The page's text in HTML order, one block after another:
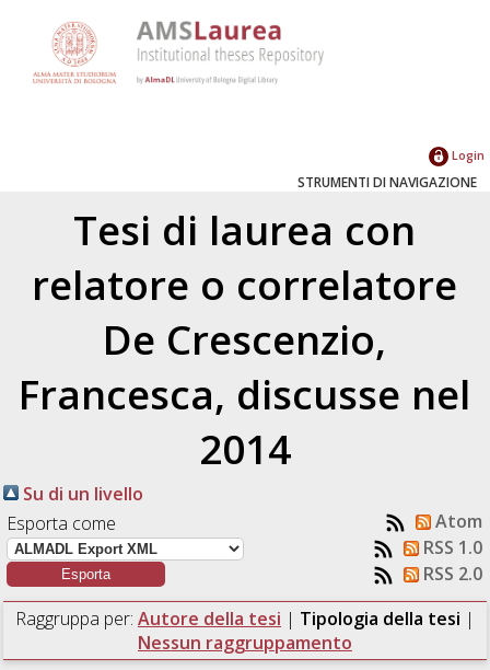
Login
STRUMENTI DI NAVIGAZIONE
Tesi di laurea con
relatore o correlatore
De Crescenzio,
Francesca, discusse nel
2014
Su di un livello
Esporta come
Atom
RSS 1.0
RSS 2.0
Raggruppa per: Autore della tesi | Tipologia della tesi |
Nessun raggruppamento